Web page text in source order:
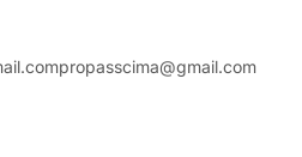
propasscima@gmail.com